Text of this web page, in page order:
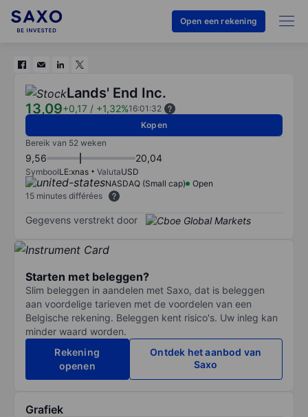
Open een rekening
Lands' End Inc.
13,09+0,17 / +1,32%16:01:32
Kopen
Bereik van 52 weken
9,56 20,04
SymboolLE:xnas ValutaUSD
NASDAQ (Small cap)
Open
15 minutes différées
Gegevens verstrekt door
Starten met beleggen?
Slim beleggen in aandelen met Saxo, dat is beleggen
aan voordelige tarieven met de voordelen van een
Belgische rekening. Beleggen kent risico's. Uw inleg kan
minder waard worden.
Rekening
openen
Ontdek het aanbod van
Saxo
Grafiek